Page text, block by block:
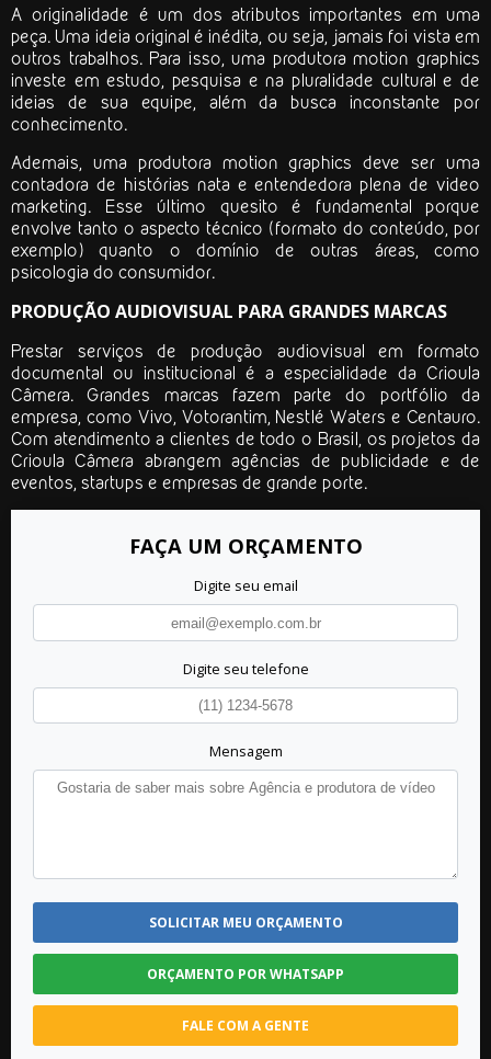
A originalidade é um dos atributos importantes em uma
peça. Uma ideia original é inédita, ou seja, jamais foi vista em
outros trabalhos. Para isso, uma produtora motion graphics
investe em estudo, pesquisa e na pluralidade cultural e de
ideias de sua equipe, além da busca inconstante por
conhecimento.
Ademais, uma produtora motion graphics deve ser uma
contadora de histórias nata e entendedora plena de video
marketing. Esse último quesito é fundamental porque
envolve tanto o aspecto técnico (formato do conteúdo, por
exemplo) quanto o domínio de outras áreas, como
psicologia do consumidor.
PRODUÇÃO AUDIOVISUAL PARA GRANDES MARCAS
Prestar serviços de produção audiovisual em formato
documental ou institucional é a especialidade da Crioula
Câmera. Grandes marcas fazem parte do portfólio da
empresa, como Vivo, Votorantim, Nestlé Waters e Centauro.
Com atendimento a clientes de todo o Brasil, os projetos da
Crioula Câmera abrangem agências de publicidade e de
eventos, startups e empresas de grande porte.
FAÇA UM ORÇAMENTO
Digite seu email
Digite seu telefone
Mensagem
SOLICITAR MEU ORÇAMENTO
ORÇAMENTO POR WHATSAPP
FALE COM A GENTE